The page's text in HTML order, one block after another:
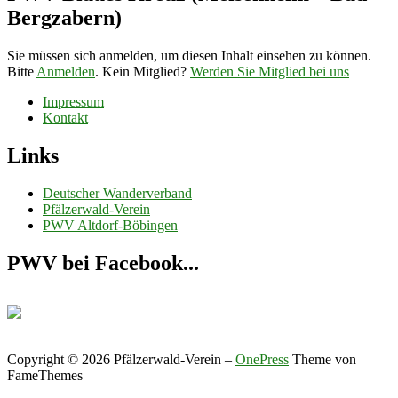
Bergzabern)
Sie müssen sich anmelden, um diesen Inhalt einsehen zu können.
Bitte Anmelden. Kein Mitglied? Werden Sie Mitglied bei uns
Impressum
Kontakt
Links
Deutscher Wanderverband
Pfälzerwald-Verein
PWV Altdorf-Böbingen
PWV bei Facebook...
Copyright © 2026 Pfälzerwald-Verein – OnePress Theme von
FameThemes